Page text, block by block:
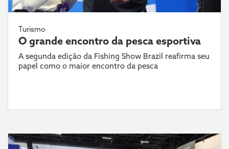
Turismo
O grande encontro da pesca esportiva
A segunda edição da Fishing Show Brazil reafirma seu
papel como o maior encontro da pesca